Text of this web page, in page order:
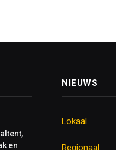
en
NIEUWS
Lokaal
Regionaal